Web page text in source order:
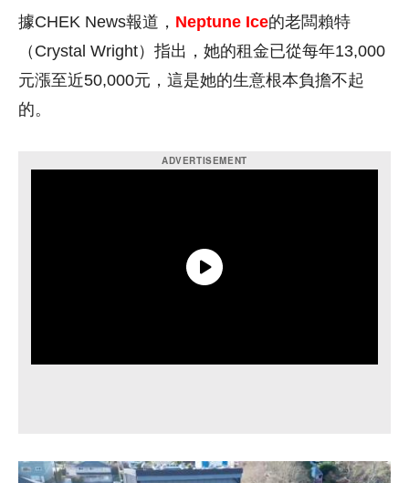
據CHEK News報道， Neptune Ice的老闆賴特
（Crystal Wright）指出，她的租金已從每年13,000
元漲至近50,000元，這是她的生意根本負擔不起
的。